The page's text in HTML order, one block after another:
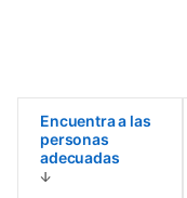
Encuentra a las
personas
adecuadas